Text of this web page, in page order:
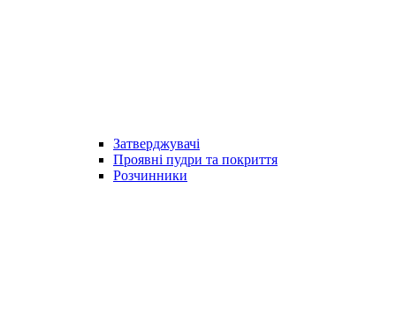
Затверджувачі
Проявні пудри та покриття
Розчинники